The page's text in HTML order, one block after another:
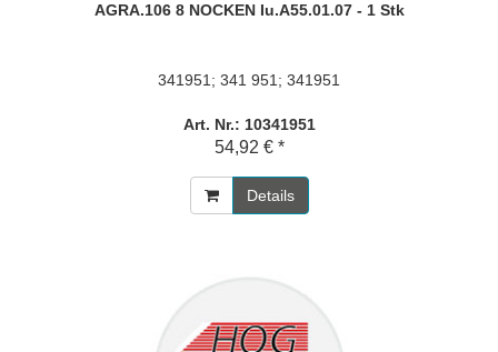
AGRA.106 8 NOCKEN Iu.A55.01.07 - 1 Stk
341951; 341 951; 341951
Art. Nr.: 10341951
54,92 € *
Details